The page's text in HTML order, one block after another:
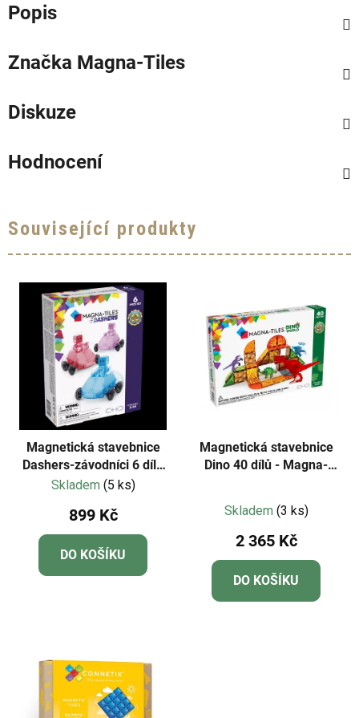
Popis
Značka Magna-Tiles
Diskuze
Hodnocení
Související produkty
Magnetická stavebnice
Dashers-závodníci 6 dílů
- Magna-Tiles
Skladem (5 ks)
899 Kč
DO KOŠÍKU
Magnetická stavebnice
Dino 40 dílů - Magna-
hodnocení
produktu
je
5,0
z
Skladem (3 ks)
2 365 Kč
DO KOŠÍKU